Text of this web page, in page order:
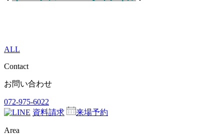
ALL
Contact
お問い合わせ
072-975-6022
資料請求
来場予約
Area